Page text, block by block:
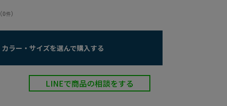
（0件）
カラー・サイズを選んで購入する
LINEで商品の相談をする